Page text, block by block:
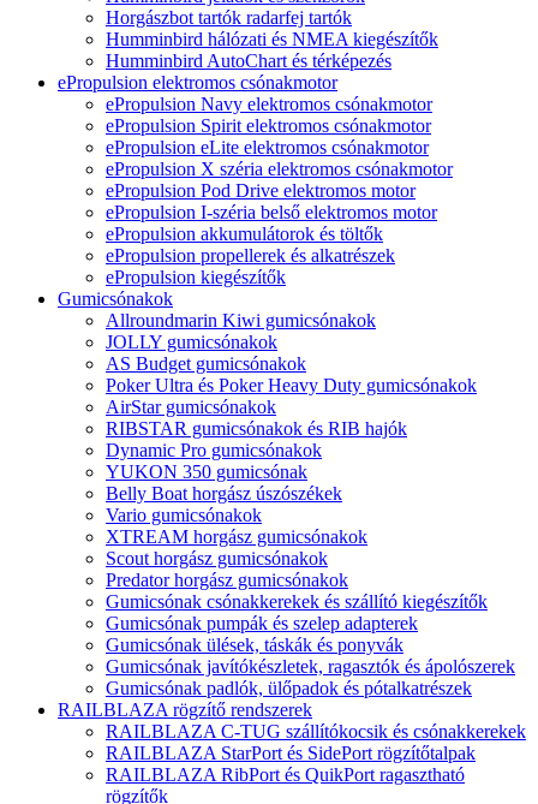
Horgászbot tartók radarfej tartók
Humminbird hálózati és NMEA kiegészítők
Humminbird AutoChart és térképezés
ePropulsion elektromos csónakmotor
ePropulsion Navy elektromos csónakmotor
ePropulsion Spirit elektromos csónakmotor
ePropulsion eLite elektromos csónakmotor
ePropulsion X széria elektromos csónakmotor
ePropulsion Pod Drive elektromos motor
ePropulsion I-széria belső elektromos motor
ePropulsion akkumulátorok és töltők
ePropulsion propellerek és alkatrészek
ePropulsion kiegészítők
Gumicsónakok
Allroundmarin Kiwi gumicsónakok
JOLLY gumicsónakok
AS Budget gumicsónakok
Poker Ultra és Poker Heavy Duty gumicsónakok
AirStar gumicsónakok
RIBSTAR gumicsónakok és RIB hajók
Dynamic Pro gumicsónakok
YUKON 350 gumicsónak
Belly Boat horgász úszószékek
Vario gumicsónakok
XTREAM horgász gumicsónakok
Scout horgász gumicsónakok
Predator horgász gumicsónakok
Gumicsónak csónakkerekek és szállító kiegészítők
Gumicsónak pumpák és szelep adapterek
Gumicsónak ülések, táskák és ponyvák
Gumicsónak javítókészletek, ragasztók és ápolószerek
Gumicsónak padlók, ülőpadok és pótalkatrészek
RAILBLAZA rögzítő rendszerek
RAILBLAZA C-TUG szállítókocsik és csónakkerekek
RAILBLAZA StarPort és SidePort rögzítőtalpak
RAILBLAZA RibPort és QuikPort ragasztható
rögzítők